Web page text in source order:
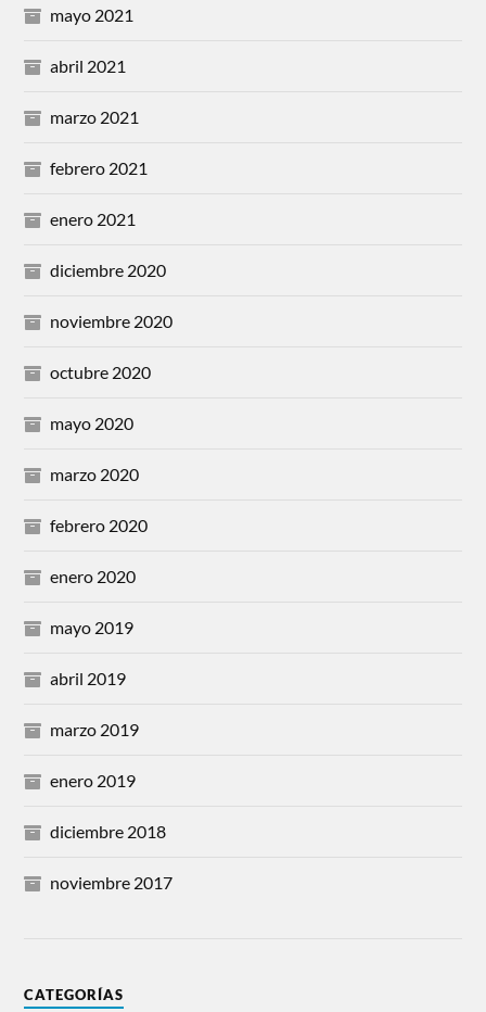
mayo 2021
abril 2021
marzo 2021
febrero 2021
enero 2021
diciembre 2020
noviembre 2020
octubre 2020
mayo 2020
marzo 2020
febrero 2020
enero 2020
mayo 2019
abril 2019
marzo 2019
enero 2019
diciembre 2018
noviembre 2017
CATEGORÍAS